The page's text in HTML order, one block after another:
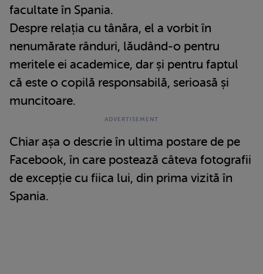
facultate în Spania.
Despre relația cu tânăra, el a vorbit în
nenumărate rânduri, lăudând-o pentru
meritele ei academice, dar și pentru faptul
că este o copilă responsabilă, serioasă și
muncitoare.
Chiar așa o descrie în ultima postare de pe
Facebook, în care postează câteva fotografii
de excepție cu fiica lui, din prima vizită în
Spania.